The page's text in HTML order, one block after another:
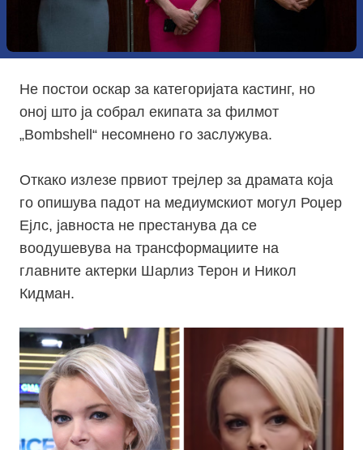
Не постои оскар за категоријата кастинг, но
оној што ја собрал екипата за филмот
„Bombshell “ несомнено го заслужува.
Откако излезе првиот трејлер за драмата која
го опишува падот на медиумскиот могул Роџер
Ејлс, јавноста не престанува да се
воодушевува на трансформациите на
главните актерки Шарлиз Терон и Никол
Кидман.